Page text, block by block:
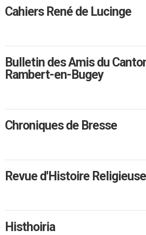
Cahiers René de Lucinge
Bulletin des Amis du
Rambert-en-Bugey
Chroniques de Bresse
Revue d'Histoire Religieuse
Histhoiria